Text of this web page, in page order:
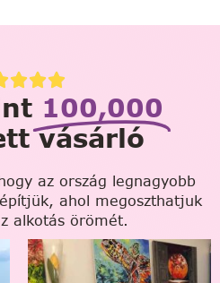
100,000
vásárló
az ország legnagyobb
ahol megoszthatjuk
alkotás örömét.